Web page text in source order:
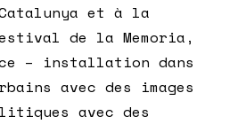
et à la
de la Memoria,
– installation dans
avec des images
avec des